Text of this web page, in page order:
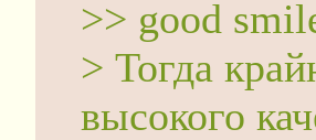
>> good
> Тогда
высокого